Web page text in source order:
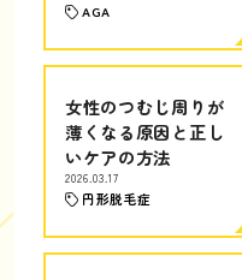
AGA
女性のつむじ周りが
薄くなる原因と正し
いケアの方法
2026.03.17
円形脱毛症